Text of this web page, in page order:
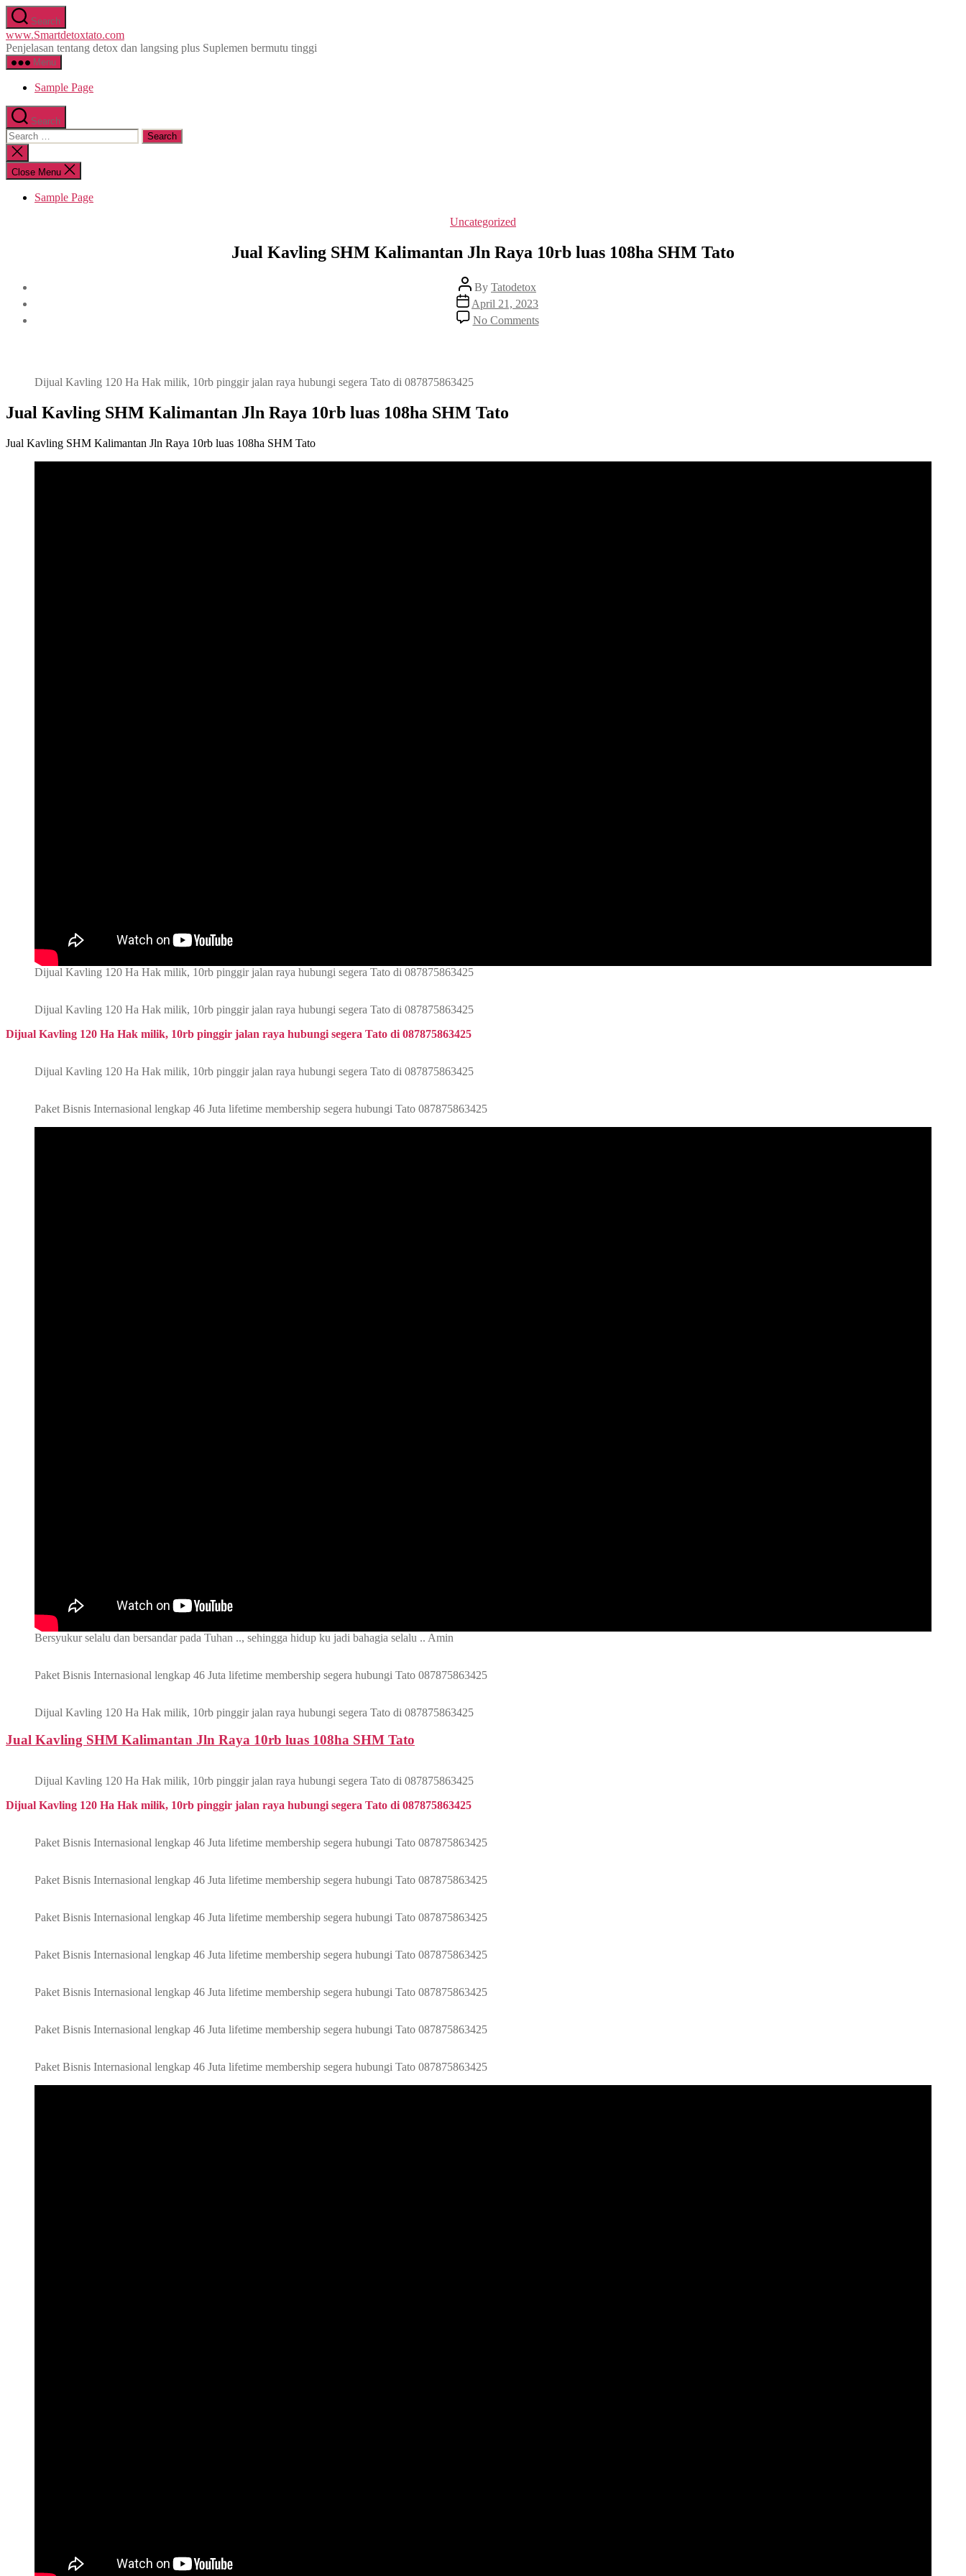
Skip
to
the
content
Search
www.Smartdetoxtato.com
Penjelasan tentang detox dan langsing plus Suplemen bermutu tinggi
Menu
Sample Page
Search
Search
for:
Close
search
Close Menu
Sample Page
Categories
Uncategorized
Jual Kavling SHM Kalimantan Jln Raya 10rb luas 108ha SHM Tato
Post
author
By Tatodetox
Post
date
April 21, 2023
No Commentson
Jual
Dijual Kavling 120 Ha Hak milik, 10rb pinggir jalan raya hubungi segera Tato di 087875863425
Jual Kavling SHM Kalimantan Jln Raya 10rb luas 108ha SHM Tato
Jual Kavling SHM Kalimantan Jln Raya 10rb luas 108ha SHM Tato
Dijual Kavling 120 Ha Hak milik, 10rb pinggir jalan raya hubungi segera Tato di 087875863425
Dijual Kavling 120 Ha Hak milik, 10rb pinggir jalan raya hubungi segera Tato di 087875863425
Dijual Kavling 120 Ha Hak milik, 10rb pinggir jalan raya hubungi segera Tato di 087875863425
Dijual Kavling 120 Ha Hak milik, 10rb pinggir jalan raya hubungi segera Tato di 087875863425
Paket Bisnis Internasional lengkap 46 Juta lifetime membership segera hubungi Tato 087875863425
Bersyukur selalu dan bersandar pada Tuhan .., sehingga hidup ku jadi bahagia selalu .. Amin
Paket Bisnis Internasional lengkap 46 Juta lifetime membership segera hubungi Tato 087875863425
Dijual Kavling 120 Ha Hak milik, 10rb pinggir jalan raya hubungi segera Tato di 087875863425
Jual Kavling SHM Kalimantan Jln Raya 10rb luas 108ha SHM Tato
Dijual Kavling 120 Ha Hak milik, 10rb pinggir jalan raya hubungi segera Tato di 087875863425
Dijual Kavling 120 Ha Hak milik, 10rb pinggir jalan raya hubungi segera Tato di 087875863425
Paket Bisnis Internasional lengkap 46 Juta lifetime membership segera hubungi Tato 087875863425
Paket Bisnis Internasional lengkap 46 Juta lifetime membership segera hubungi Tato 087875863425
Paket Bisnis Internasional lengkap 46 Juta lifetime membership segera hubungi Tato 087875863425
Paket Bisnis Internasional lengkap 46 Juta lifetime membership segera hubungi Tato 087875863425
Paket Bisnis Internasional lengkap 46 Juta lifetime membership segera hubungi Tato 087875863425
Paket Bisnis Internasional lengkap 46 Juta lifetime membership segera hubungi Tato 087875863425
Paket Bisnis Internasional lengkap 46 Juta lifetime membership segera hubungi Tato 087875863425